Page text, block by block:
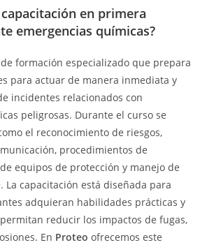
capacitación en primera
emergencias químicas?
formación especializado que prepara
para actuar de manera inmediata y
incidentes relacionados con
peligrosas. Durante el curso se
el reconocimiento de riesgos,
procedimientos de
equipos de protección y manejo de
La capacitación está diseñada para
adquieran habilidades prácticas y
reducir los impactos de fugas,
En Proteo ofrecemos este